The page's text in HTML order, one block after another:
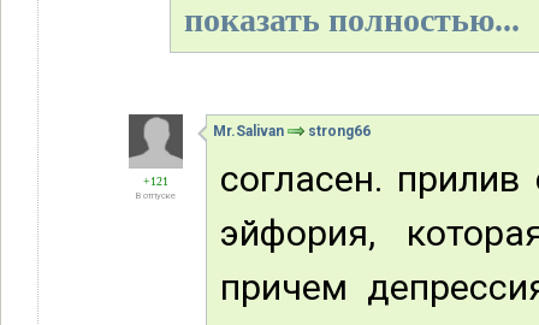
показать полностью...
+121
В отпуске
Mr.Salivan strong66
согласен.
эйфория,
причем